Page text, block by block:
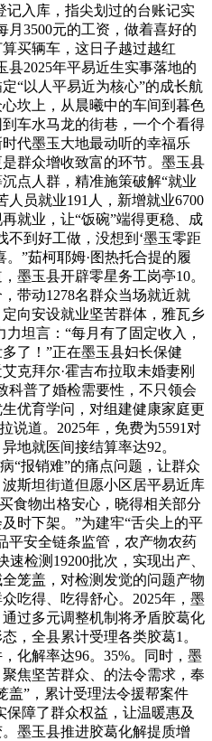
记入库，指尖划过的台账记实
月3500元的工资，做着喜好的
买辆车，这日子越过越红
县2025年平易近生实事落地的
“以人平易近为核心”的成长航
坎上，从晨曦中的车间到暮色
车水马龙的街巷，一个个看得
代墨玉大地最动听的幸福乐
群众增收致富的环节。墨玉县
点人群，精准施策破解“就业
人员就业191人，新增就业6700
就业，让“饭碗”端得更稳、成
不到好工做，没想到‘墨玉零距
”茹柯耶姆·图热托合提的履
墨玉县开辟零星务工岗亭10。
带动1278名群众当场就近就
向安设就业坚苦群体，雅瓦乡
坦言：“每月有了固定收入，
了！”正在墨玉县妇长保健
克拜尔·霍吉布拉取未婚妻刚
科普了婚检需要性，不只领会
优育学问，对组建健康家庭更
说道。2025年，免费为5591对
地就医间接结算率达92。
“报销难”的痛点问题，让群众
斯坦街道但愿小区居平易近库
食物出格安心，晓得相关部分
时下架。”为建牢“舌尖上的平
平安全链条监管，农产物农药
检测19200批次，实现出产、
笼盖，对检测发觉的问题产物
吃得、吃得舒心。2025年，墨
过多元调整机制将矛盾胶葛化
，全县累计受理各类胶葛1。
化解率达96。35%。同时，墨
焦坚苦群众、的法令需求，奉
盖”，累计受理法令援帮案件
保障了群众权益，让温暖惠及
墨玉县推进胶葛化解提质增